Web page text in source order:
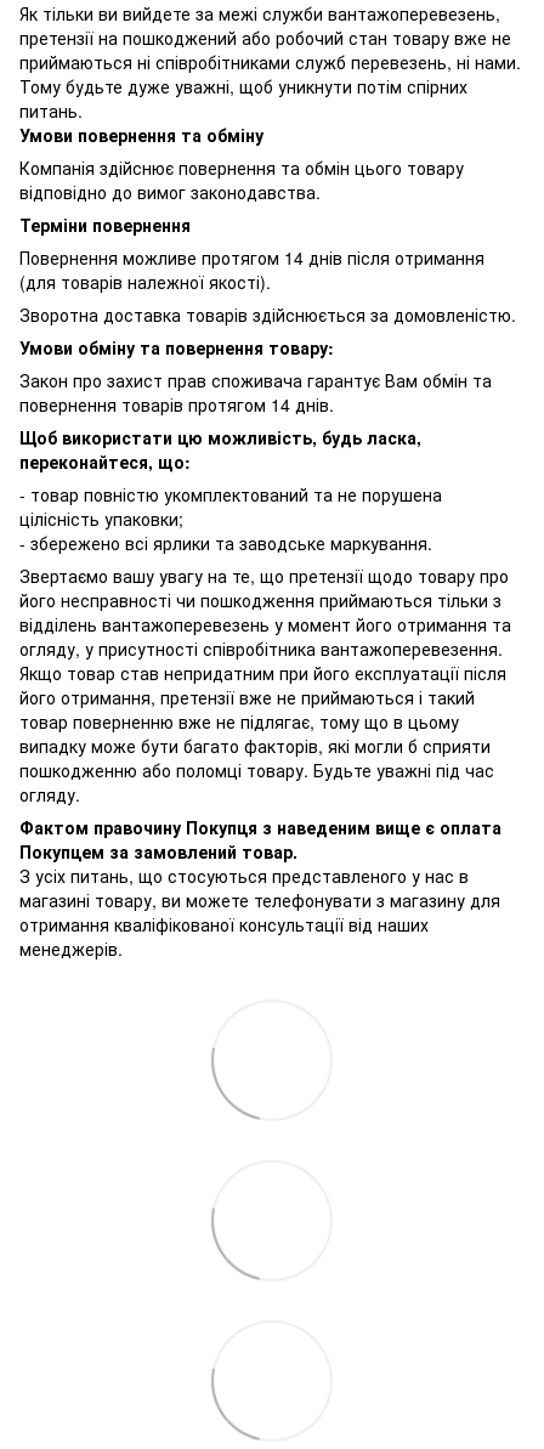
Як тільки ви вийдете за межі служби вантажоперевезень,
претензії на пошкоджений або робочий стан товару вже не
приймаються ні співробітниками служб перевезень, ні нами.
Тому будьте дуже уважні, щоб уникнути потім спірних
питань.
Умови повернення та обміну
Компанія здійснює повернення та обмін цього товару
відповідно до вимог законодавства.
Терміни повернення
Повернення можливе протягом 14 днів після отримання
(для товарів належної якості).
Зворотна доставка товарів здійснюється за домовленістю.
Умови обміну та повернення товару:
Закон про захист прав споживача гарантує Вам обмін та
повернення товарів протягом 14 днів.
Щоб використати цю можливість, будь ласка,
переконайтеся, що:
- товар повністю укомплектований та не порушена
цілісність упаковки;
- збережено всі ярлики та заводське маркування.
Звертаємо вашу увагу на те, що претензії щодо товару про
його несправності чи пошкодження приймаються тільки з
відділень вантажоперевезень у момент його отримання та
огляду, у присутності співробітника вантажоперевезення.
Якщо товар став непридатним при його експлуатації після
його отримання, претензії вже не приймаються і такий
товар поверненню вже не підлягає, тому що в цьому
випадку може бути багато факторів, які могли б сприяти
пошкодженню або поломці товару. Будьте уважні під час
огляду.
Фактом правочину Покупця з наведеним вище є оплата
Покупцем за замовлений товар.
З усіх питань, що стосуються представленого у нас в
магазині товару, ви можете телефонувати з магазину для
отримання кваліфікованої консультації від наших
менеджерів.